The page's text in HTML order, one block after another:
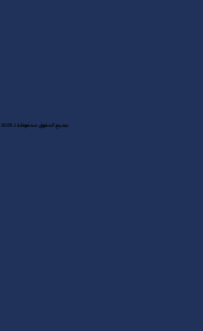
جميع الحقوق محفوظة لـ Steady Pace 2025